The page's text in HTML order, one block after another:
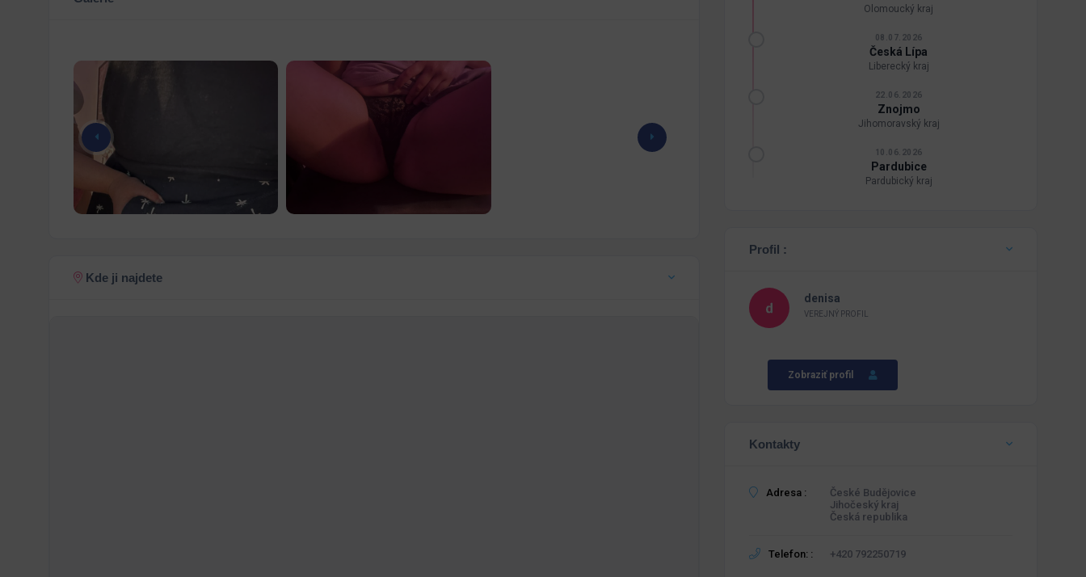
Kde ji najdete
Olomoucký kraj
08.07.2026
Česká Lípa
Liberecký kraj
22.06.2026
Znojmo
Jihomoravský kraj
10.06.2026
Pardubice
Pardubický kraj
Profil :
denisa
VEREJNÝ PROFIL
Zobraziť profil
Kontakty
Adresa :
České Budějovice
Jihočeský kraj
Česká republika
Telefon: : +420 792250719